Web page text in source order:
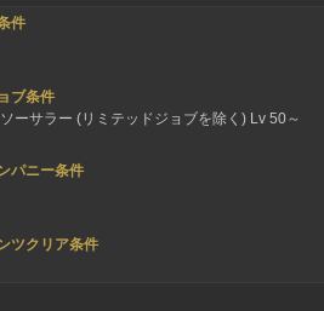
件
ブ条件
ーサラー (リミテッドジョブを除く) Lv 50～
パニー条件
ツクリア条件